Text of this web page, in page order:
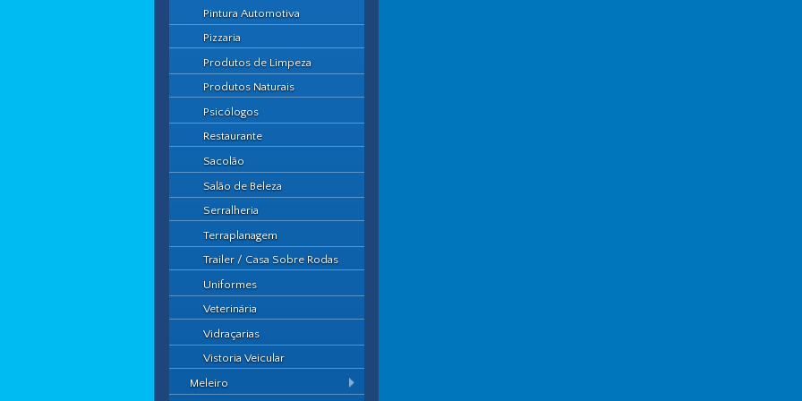
Pintura Automotiva
Pizzaria
Produtos de Limpeza
Produtos Naturais
Psicólogos
Restaurante
Sacolão
Salão de Beleza
Serralheria
Terraplanagem
Trailer / Casa Sobre Rodas
Uniformes
Veterinária
Vidraçarias
Vistoria Veicular
Meleiro